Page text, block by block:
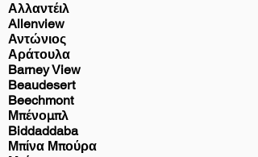
Αλλαντέιλ
Allenview
Αντώνιος
Αράτουλα
Barney View
Beaudesert
Beechmont
Μπένομπλ
Biddaddaba
Μπίνα Μπούρα